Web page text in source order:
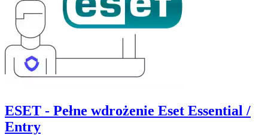
ESET - Pełne wdrożenie Eset Essential /
Entry